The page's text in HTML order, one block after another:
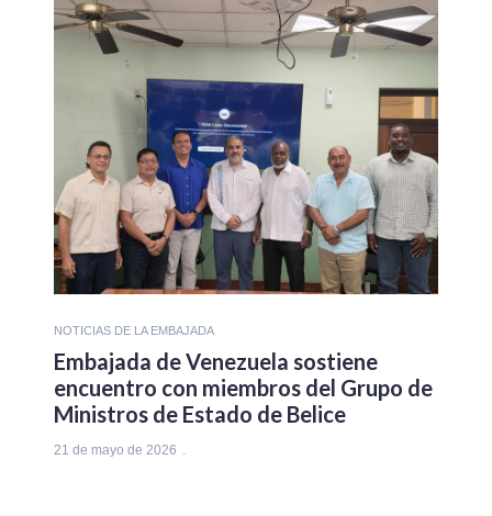
NOTICIAS DE LA EMBAJADA
Embajada de Venezuela sostiene
encuentro con miembros del Grupo de
Ministros de Estado de Belice
21 de mayo de 2026